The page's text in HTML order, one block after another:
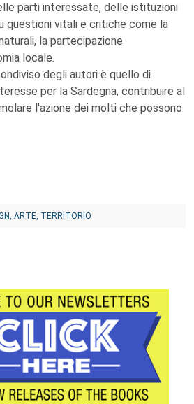
parti interessate, delle istituzioni
questioni vitali e critiche come la
la partecipazione
locale.
degli autori è quello di
per la Sardegna, contribuire al
l'azione dei molti che possono
ARTE, TERRITORIO